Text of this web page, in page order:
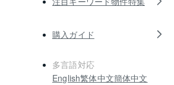
購入ガイド
多言語対応
English繁体中文簡体中文